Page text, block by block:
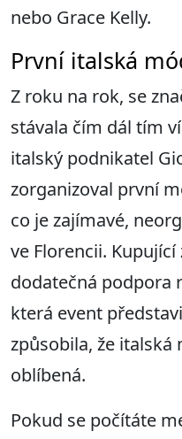
nebo Grace Kelly.
První italská
Z roku na rok, se
stávala čím dál tím
italský podnikatel
zorganizoval první
co je zajímavé,
ve Florencii.
dodatečná podpora
která event
způsobila, že italská
oblíbená.
Pokud se počítáte